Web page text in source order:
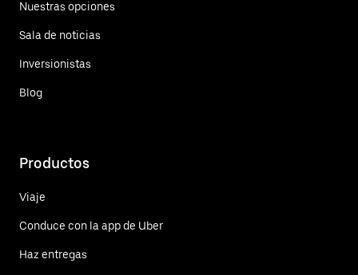
Nuestras opciones
Sala de noticias
Inversionistas
Blog
Productos
Viaje
Conduce con la app de Uber
Haz entregas